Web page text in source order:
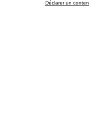
Déclarer un